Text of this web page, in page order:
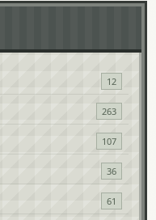
12
263
107
36
61